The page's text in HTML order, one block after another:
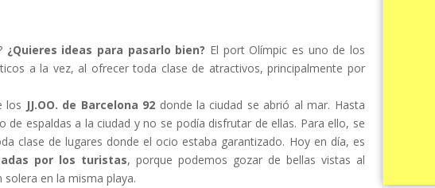
¿Quieres ideas para pasarlo bien? El port Olímpic es uno de los
a la vez, al ofrecer toda clase de atractivos, principalmente por
los JJ.OO. de Barcelona 92 donde la ciudad se abrió al mar. Hasta
de espaldas a la ciudad y no se podía disfrutar de ellas. Para ello, se
clase de lugares donde el ocio estaba garantizado. Hoy en día, es
por los turistas, porque podemos gozar de bellas vistas al
en la misma playa.